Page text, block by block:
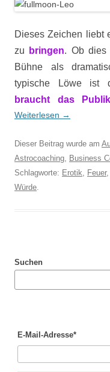
Dieses Zeichen liebt
zu
bringen. Ob dies
Bühne als
typische Löwe ist
braucht das
Weiterlesen →
Dieser Beitrag wurde am
Astrocoaching, Business
Schlagworte: Erotik, Feuer,
Würde.
Suchen
E-Mail-Adresse*